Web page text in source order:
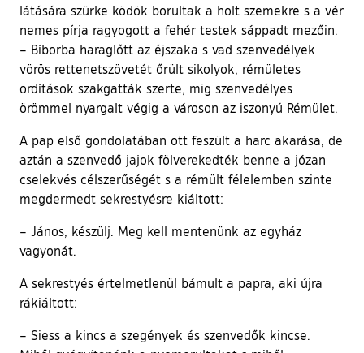
látására szürke ködök borultak a holt szemekre s a vér
nemes pírja ragyogott a fehér testek sáppadt mezőin.
– Bíborba haraglőtt az éjszaka s vad szenvedélyek
vörös rettenetszövetét őrült sikolyok, rémületes
ordítások szakgatták szerte, mig szenvedélyes
örömmel nyargalt végig a városon az iszonyú Rémület.
A pap első gondolatában ott feszült a harc akarása, de
aztán a szenvedő jajok fölverekedték benne a józan
cselekvés célszerűségét s a rémült félelemben szinte
megdermedt sekrestyésre kiáltott:
– János, készülj. Meg kell mentenünk az egyház
vagyonát.
A sekrestyés értelmetlenül bámult a papra, aki újra
rákiáltott:
– Siess a kincs a szegények és szenvedők kincse.